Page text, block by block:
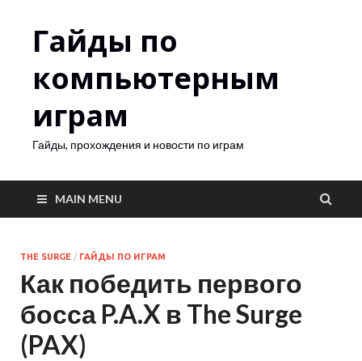
Гайды по
компьютерным
играм
Гайды, прохождения и новости по играм
MAIN MENU
THE SURGE / ГАЙДЫ ПО ИГРАМ
Как победить первого
босса P.A.X в The Surge
(PAX)